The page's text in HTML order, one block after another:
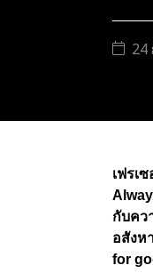
24
เฟรเ
กับคว
อสังห
for